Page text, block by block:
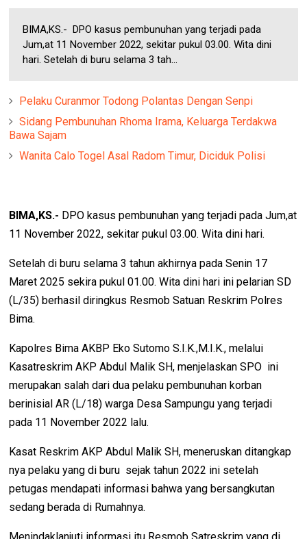
BIMA,KS.- DPO kasus pembunuhan yang terjadi pada
Jum,at 11 November 2022, sekitar pukul 03.00. Wita dini
hari. Setelah di buru selama 3 tah...
Pelaku Curanmor Todong Polantas Dengan Senpi
Sidang Pembunuhan Rhoma Irama, Keluarga Terdakwa
Bawa Sajam
Wanita Calo Togel Asal Radom Timur, Diciduk Polisi
BIMA,KS.- DPO kasus pembunuhan yang terjadi pada Jum,at
11 November 2022, sekitar pukul 03.00. Wita dini hari.
Setelah di buru selama 3 tahun akhirnya pada Senin 17
Maret 2025 sekira pukul 01.00. Wita dini hari ini pelarian SD
(L/35) berhasil diringkus Resmob Satuan Reskrim Polres
Bima.
Kapolres Bima AKBP Eko Sutomo S.I.K.,M.I.K., melalui
Kasatreskrim AKP Abdul Malik SH, menjelaskan SPO ini
merupakan salah dari dua pelaku pembunuhan korban
berinisial AR (L/18) warga Desa Sampungu yang terjadi
pada 11 November 2022 lalu.
Kasat Reskrim AKP Abdul Malik SH, meneruskan ditangkap
nya pelaku yang di buru sejak tahun 2022 ini setelah
petugas mendapati informasi bahwa yang bersangkutan
sedang berada di Rumahnya.